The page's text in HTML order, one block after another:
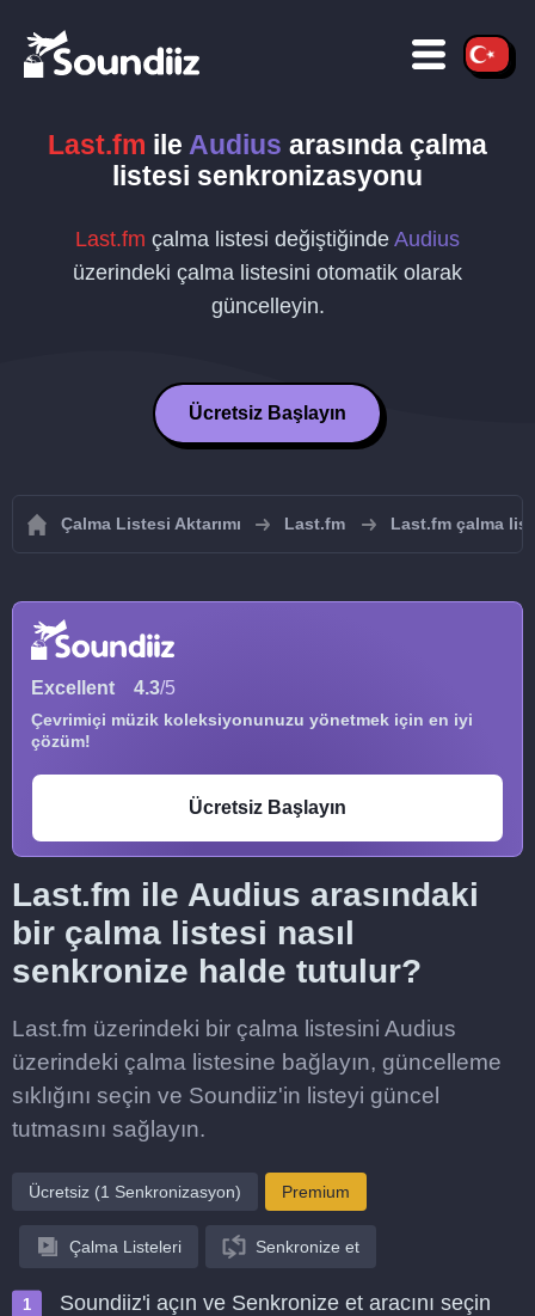
Last.fm ile Audius arasında çalma
listesi senkronizasyonu
Last.fm çalma listesi değiştiğinde Audius
üzerindeki çalma listesini otomatik olarak
güncelleyin.
Ücretsiz Başlayın
Çalma Listesi Aktarımı Last.fm Last.fm çalma
Excellent 4.3/5
Çevrimiçi müzik koleksiyonunuzu yönetmek için en iyi
çözüm!
Ücretsiz Başlayın
Last.fm ile Audius arasındaki
bir çalma listesi nasıl
senkronize halde tutulur?
Last.fm üzerindeki bir çalma listesini Audius
üzerindeki çalma listesine bağlayın, güncelleme
sıklığını seçin ve Soundiiz'in listeyi güncel
tutmasını sağlayın.
Ücretsiz (1 Senkronizasyon) Premium
Çalma Listeleri Senkronize et
Soundiiz'i açın ve Senkronize et aracını seçin